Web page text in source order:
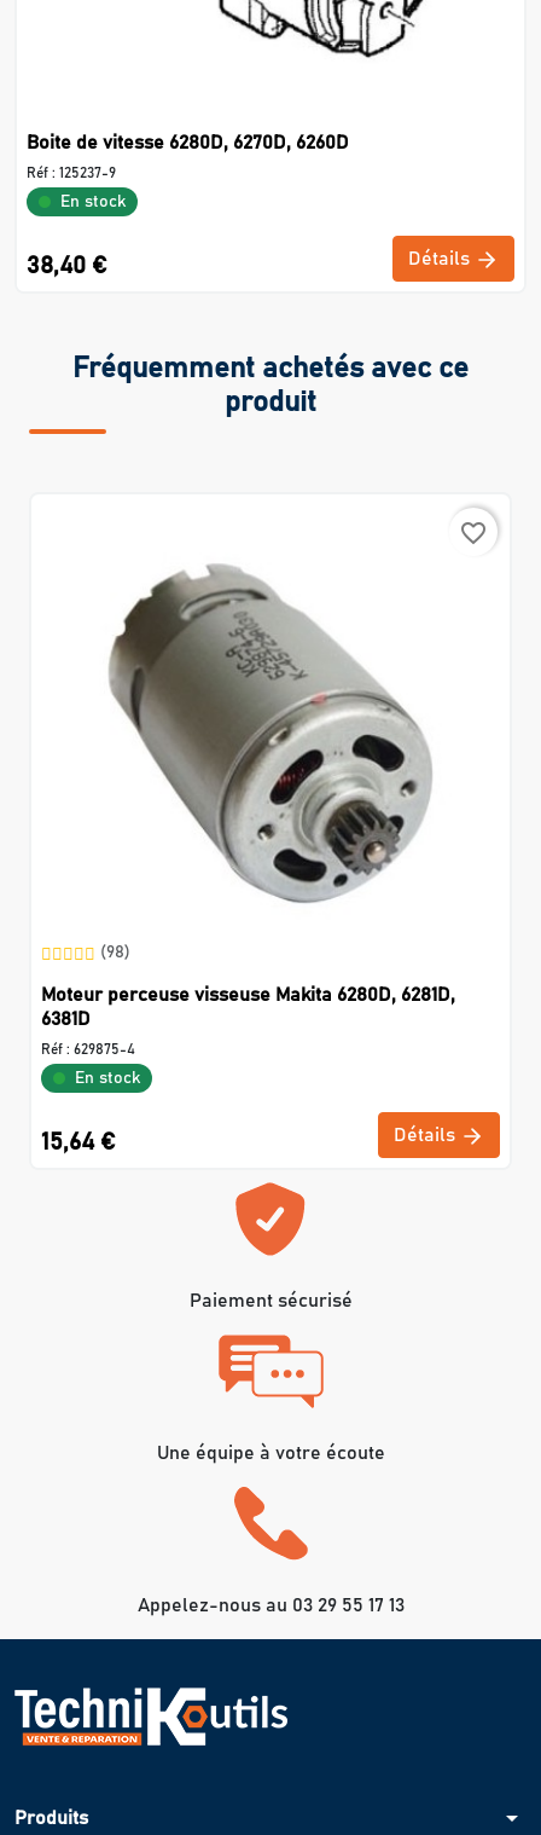
Boite de vitesse 6280D, 6270D, 6260D
Réf : 125237-9
En stock
38,40 € Détails
Fréquemment achetés avec ce
produit
favorite_border
(98)
Moteur perceuse visseuse Makita 6280D, 6281D,
6381D
Réf : 629875-4
En stock
15,64 € Détails
Paiement sécurisé
Une équipe à votre écoute
Appelez-nous au 03 29 55 17 13
Produits arrow_drop_down